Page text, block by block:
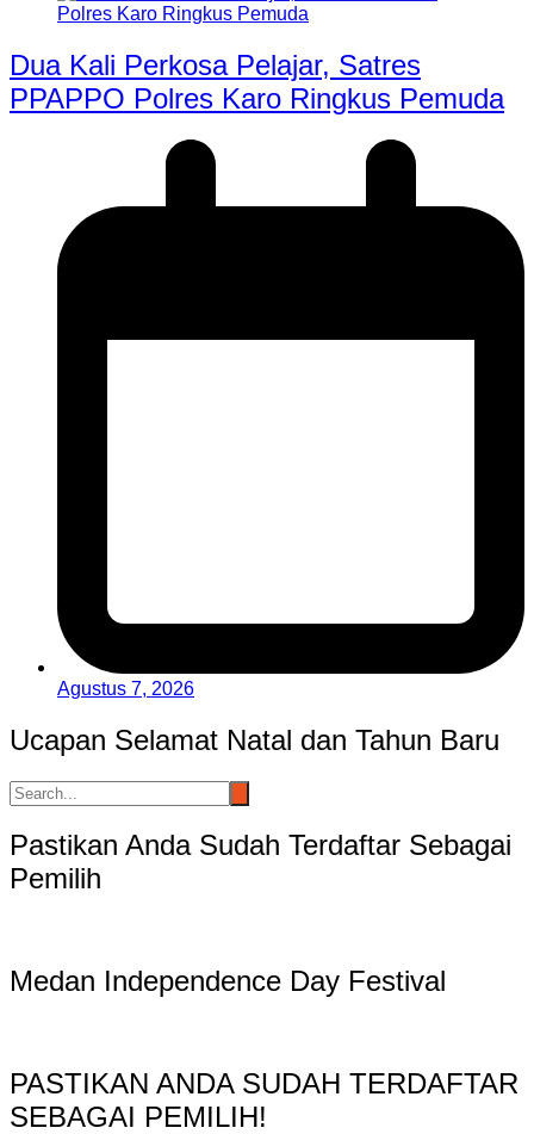
Dua Kali Perkosa Pelajar, Satres
PPAPPO Polres Karo Ringkus Pemuda
Agustus 7, 2026
Ucapan Selamat Natal dan Tahun Baru
Pastikan Anda Sudah Terdaftar Sebagai
Pemilih
Medan Independence Day Festival
PASTIKAN ANDA SUDAH TERDAFTAR
SEBAGAI PEMILIH!